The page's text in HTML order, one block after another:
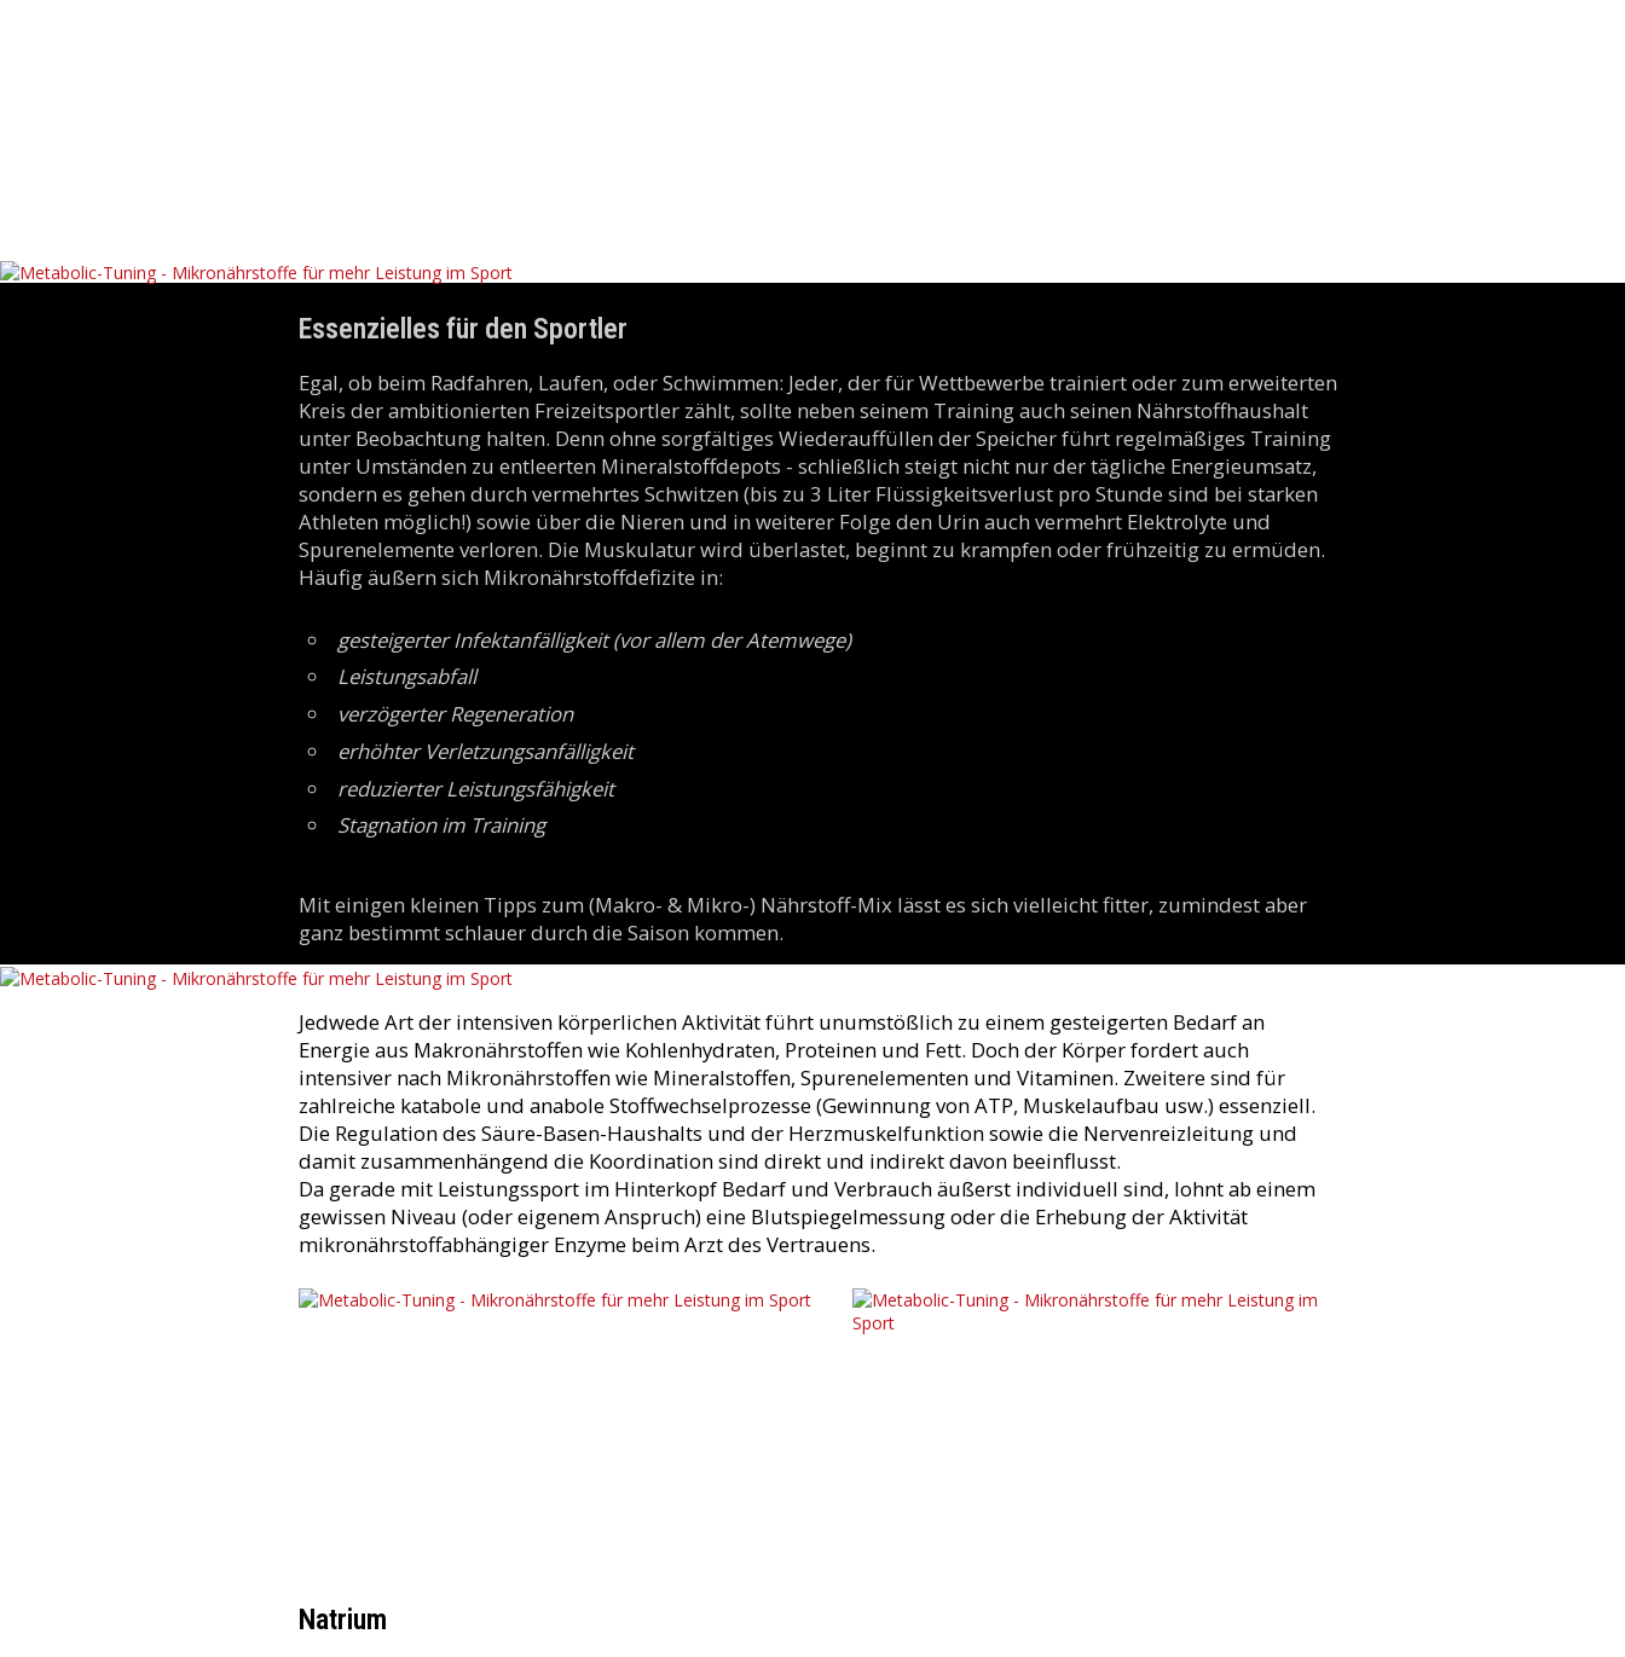
Essenzielles für den Sportler
Egal, ob beim Radfahren, Laufen, oder Schwimmen: Jeder, der für Wettbewerbe trainiert oder zum erweiterten
Kreis der ambitionierten Freizeitsportler zählt, sollte neben seinem Training auch seinen Nährstoffhaushalt
unter Beobachtung halten. Denn ohne sorgfältiges Wiederauffüllen der Speicher führt regelmäßiges Training
unter Umständen zu entleerten Mineralstoffdepots - schließlich steigt nicht nur der tägliche Energieumsatz,
sondern es gehen durch vermehrtes Schwitzen (bis zu 3 Liter Flüssigkeitsverlust pro Stunde sind bei starken
Athleten möglich!) sowie über die Nieren und in weiterer Folge den Urin auch vermehrt Elektrolyte und
Spurenelemente verloren. Die Muskulatur wird überlastet, beginnt zu krampfen oder frühzeitig zu ermüden.
Häufig äußern sich Mikronährstoffdefizite in:
gesteigerter Infektanfälligkeit (vor allem der Atemwege)
Leistungsabfall
verzögerter Regeneration
erhöhter Verletzungsanfälligkeit
reduzierter Leistungsfähigkeit
Stagnation im Training
Mit einigen kleinen Tipps zum (Makro- & Mikro-) Nährstoff-Mix lässt es sich vielleicht fitter, zumindest aber
ganz bestimmt schlauer durch die Saison kommen.
Jedwede Art der intensiven körperlichen Aktivität führt unumstößlich zu einem gesteigerten Bedarf an
Energie aus Makronährstoffen wie Kohlenhydraten, Proteinen und Fett. Doch der Körper fordert auch
intensiver nach Mikronährstoffen wie Mineralstoffen, Spurenelementen und Vitaminen. Zweitere sind für
zahlreiche katabole und anabole Stoffwechselprozesse (Gewinnung von ATP, Muskelaufbau usw.) essenziell.
Die Regulation des Säure-Basen-Haushalts und der Herzmuskelfunktion sowie die Nervenreizleitung und
damit zusammenhängend die Koordination sind direkt und indirekt davon beeinflusst.
Da gerade mit Leistungssport im Hinterkopf Bedarf und Verbrauch äußerst individuell sind, lohnt ab einem
gewissen Niveau (oder eigenem Anspruch) eine Blutspiegelmessung oder die Erhebung der Aktivität
mikronährstoffabhängiger Enzyme beim Arzt des Vertrauens.
Natrium